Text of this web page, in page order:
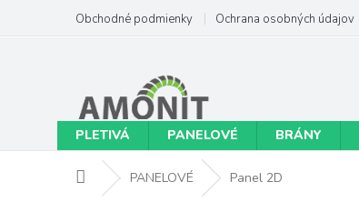
obsah
Obchodné podmienky Ochrana osobných údajov
PLETIVÁ PANELOVÉ BRÁNY
DomovPANELOVÉ Panel 2D